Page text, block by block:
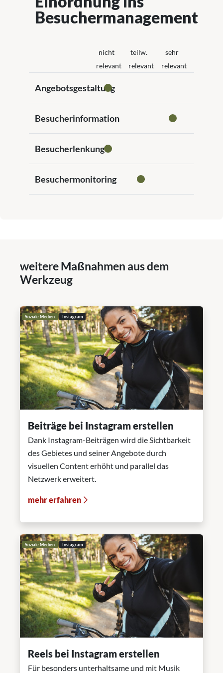
Besuchermanagement
nicht
relevant
teilw.
relevant
sehr
relevant
Angebotsgestaltung
Besucherinformation
Besucherlenkung
Besuchermonitoring
weitere Maßnahmen aus dem
Werkzeug
Soziale Medien Instagram
Beiträge bei Instagram erstellen
Dank Instagram-Beiträgen wird die Sichtbarkeit
des Gebietes und seiner Angebote durch
visuellen Content erhöht und parallel das
Netzwerk erweitert.
mehr erfahren
Soziale Medien Instagram
Reels bei Instagram erstellen
Für besonders unterhaltsame und mit Musik